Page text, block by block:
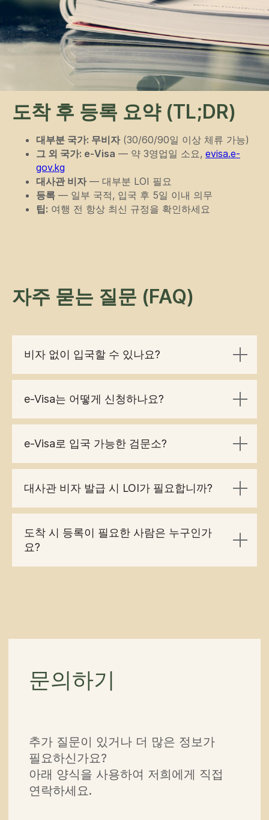
도착 후 등록 요약 (TL;DR)
대부분 국가: 무비자(30/60/90일 이상 체류 가능)
그 외 국가: e-Visa — 약 3영업일 소요, evisa.e-
gov.kg
대사관 비자— 대부분 LOI 필요
등록 — 일부 국적, 입국 후 5일 이내 의무
팁: 여행 전 항상 최신 규정을 확인하세요
자주 묻는 질문 (FAQ)
비자 없이 입국할 수 있나요?
e-Visa는 어떻게 신청하나요?
e-Visa로 입국 가능한 검문소?
대사관 비자 발급 시 LOI가 필요합니까?
도착 시 등록이 필요한 사람은 누구인가
요?
내비게이션
회사 소개
연락처
가이드
서비스
개인정보 처리방침
중앙아시아의 중심에
서 즐기는 지프 투어
+996 500 74 75 63
ООО «Off Road Tours» 2026
© 모든 권리 보유